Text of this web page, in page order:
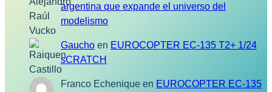
argentina que expande el universo del
modelismo
Gaucho en EUROCOPTER EC-135 T2+ 1/24
sCRATCH
Franco Echenique en EUROCOPTER EC-135